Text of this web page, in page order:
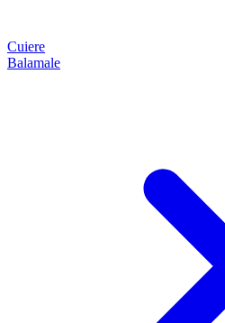
Cuiere
Balamale